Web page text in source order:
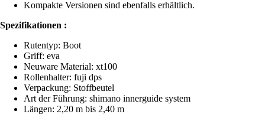
Kompakte Versionen sind ebenfalls erhältlich.
Spezifikationen :
Rutentyp: Boot
Griff: eva
Neuware Material: xt100
Rollenhalter: fuji dps
Verpackung: Stoffbeutel
Art der Führung: shimano innerguide system
Längen: 2,20 m bis 2,40 m